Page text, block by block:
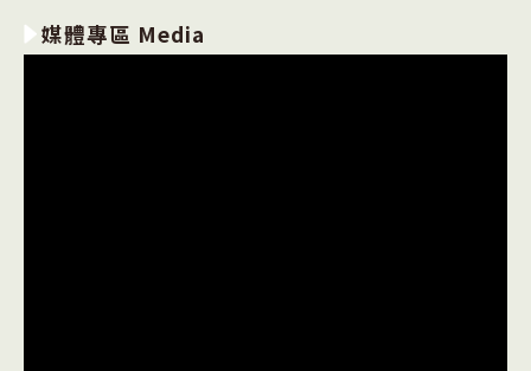
理-
用
AI
媒體專區 Media